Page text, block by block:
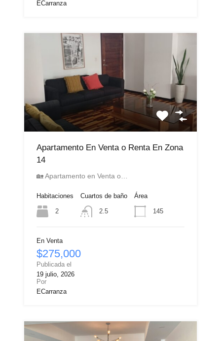
ECarranza
Apartamento En Venta o Renta En Zona
14
🏡 Apartamento en Venta o…
Habitaciones
2
Cuartos de baño
2.5
Área
145
En Venta
$275,000
Publicada el
19 julio, 2026
Por
ECarranza